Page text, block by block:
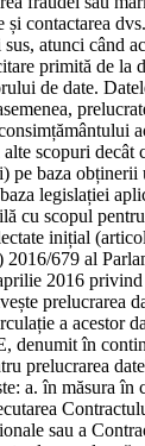
și contactarea
atunci când
primită de la
de date.
scopuri decât
pe baza obținerii
legislației
cu scopul
inițial
679 al
2016 privind
prelucrarea
a acestor
denumit în
prelucrarea
a. în măsura în
sau a